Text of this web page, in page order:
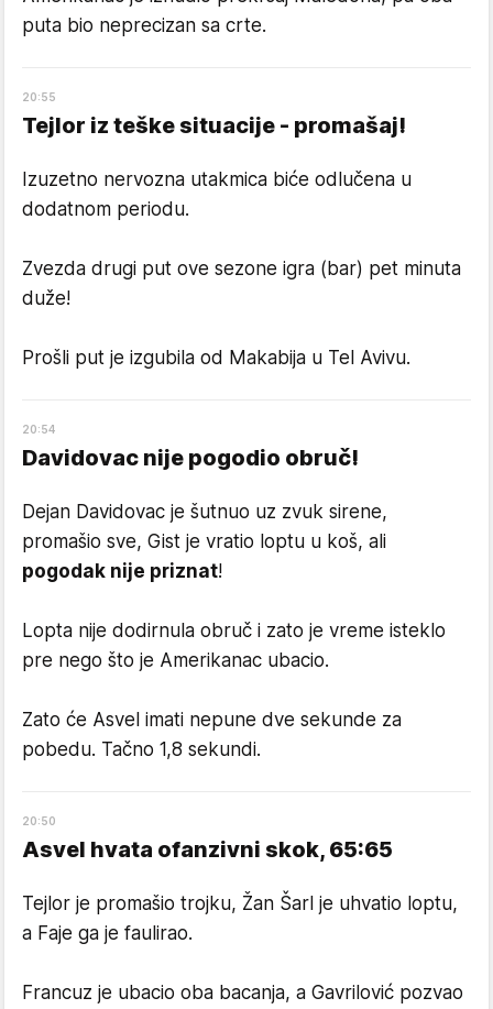
puta bio neprecizan sa crte.
20:55
Tejlor iz teške situacije - promašaj!
Izuzetno nervozna utakmica biće odlučena u
dodatnom periodu.
Zvezda drugi put ove sezone igra (bar) pet minuta
duže!
Prošli put je izgubila od Makabija u Tel Avivu.
20:54
Davidovac nije pogodio obruč!
Dejan Davidovac je šutnuo uz zvuk sirene,
promašio sve, Gist je vratio loptu u koš, ali
pogodak nije priznat!
Lopta nije dodirnula obruč i zato je vreme isteklo
pre nego što je Amerikanac ubacio.
Zato će Asvel imati nepune dve sekunde za
pobedu. Tačno 1,8 sekundi.
20:50
Asvel hvata ofanzivni skok, 65:65
Tejlor je promašio trojku, Žan Šarl je uhvatio loptu,
a Faje ga je faulirao.
Francuz je ubacio oba bacanja, a Gavrilović pozvao